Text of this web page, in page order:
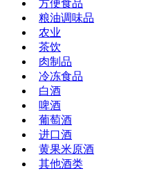
方便食品
粮油调味品
农业
茶饮
肉制品
冷冻食品
白酒
啤酒
葡萄酒
进口酒
黄果米原酒
其他酒类